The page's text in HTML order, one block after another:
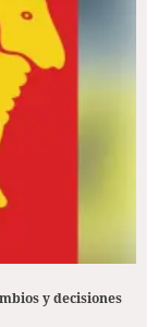
y decisiones